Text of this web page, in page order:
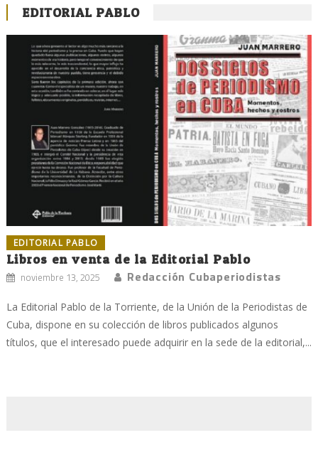
EDITORIAL PABLO
EDITORIAL PABLO
Libros en venta de la Editorial Pablo
noviembre 13, 2025 Redacción Cubaperiodistas
La Editorial Pablo de la Torriente, de la Unión de la Periodistas de
Cuba, dispone en su colección de libros publicados algunos
títulos, que el interesado puede adquirir en la sede de la editorial,...